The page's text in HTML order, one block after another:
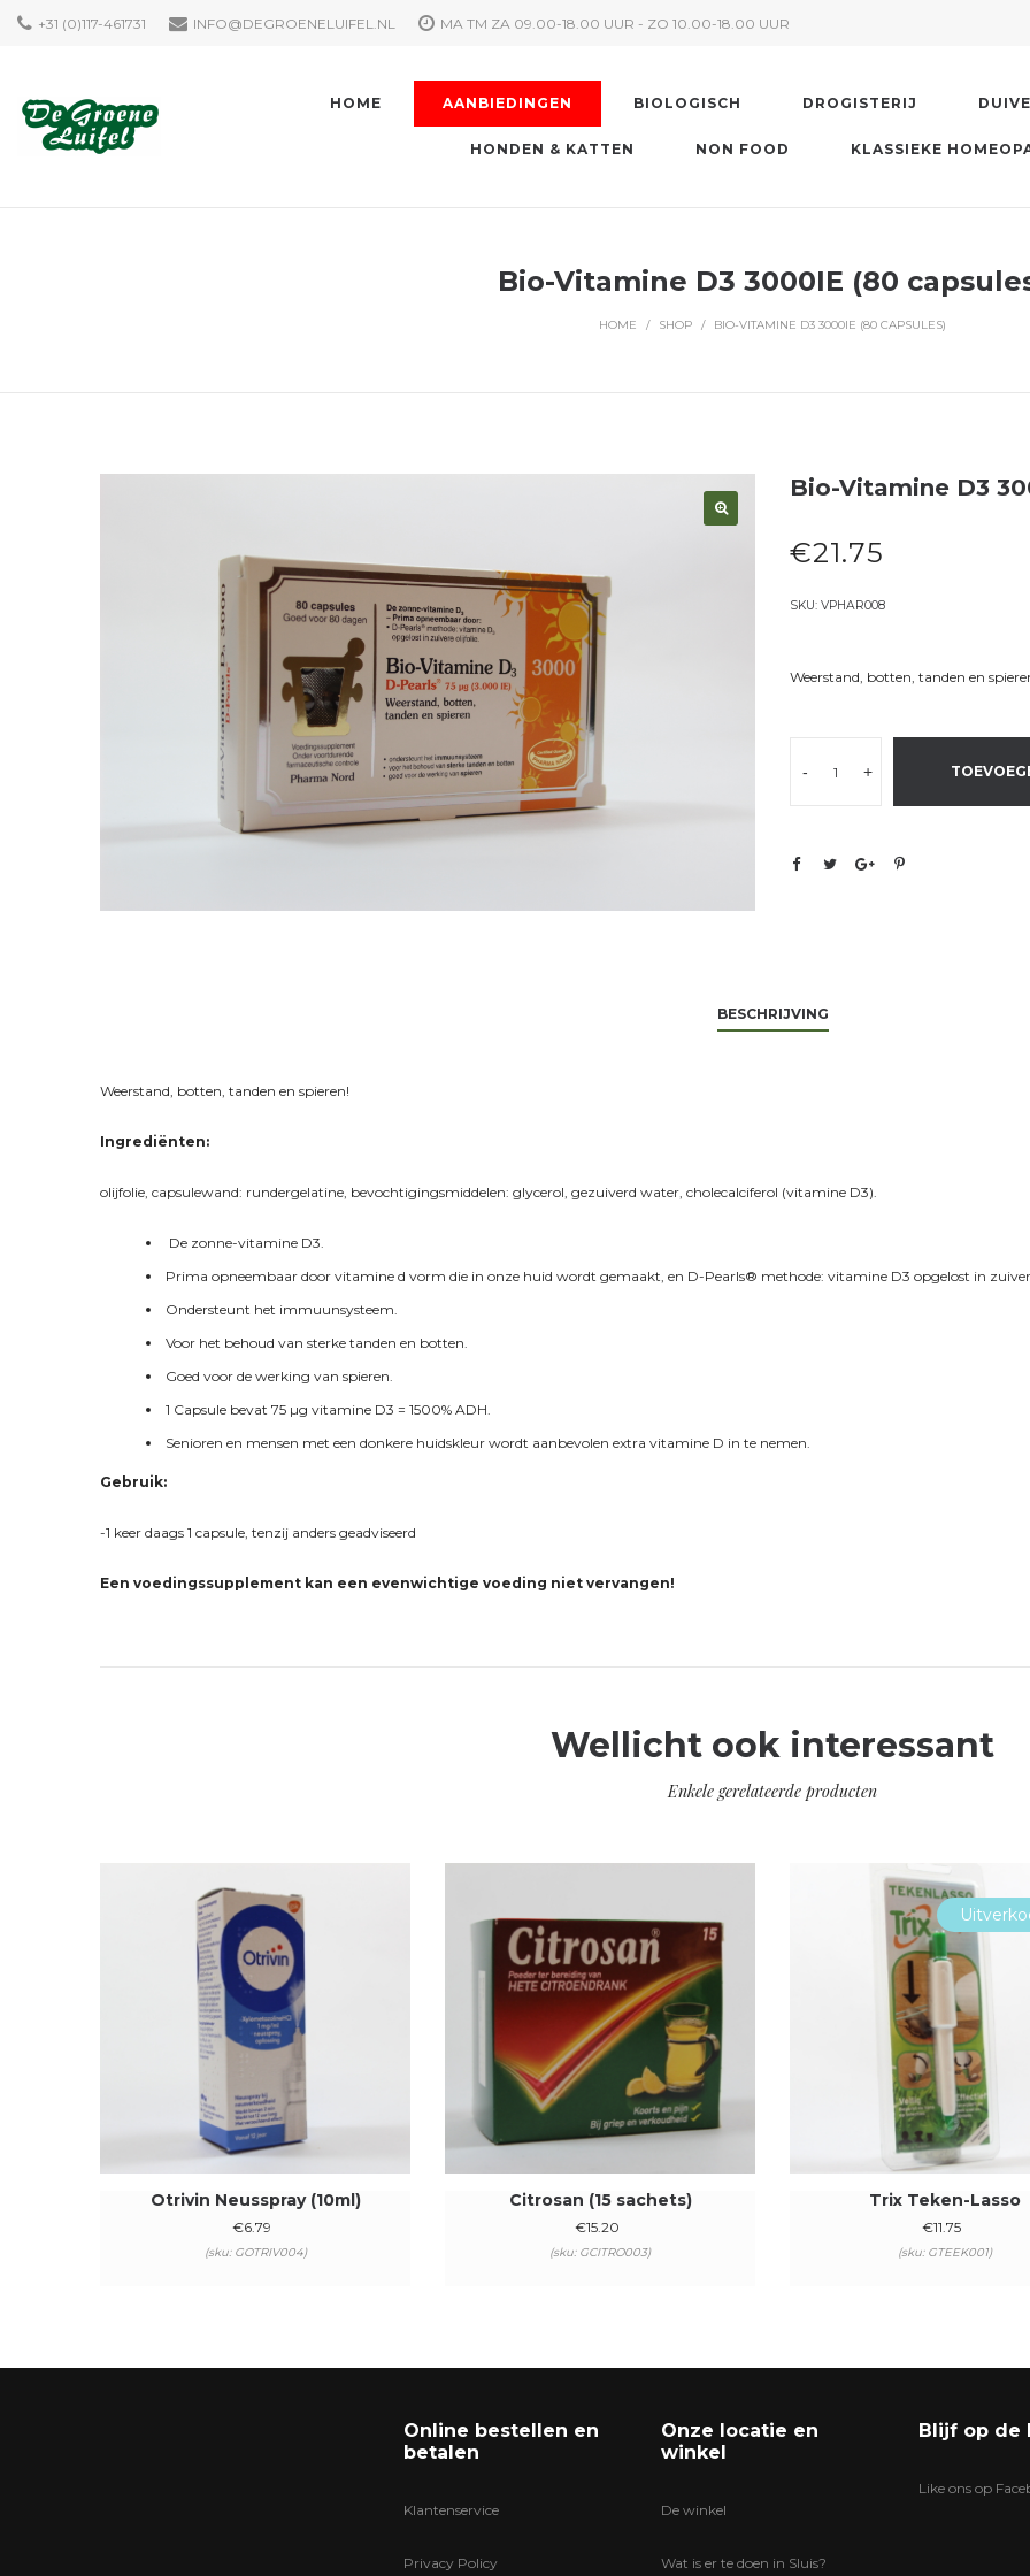
+31 (0)117-461731 INFO@DEGROENELUIFEL.NL MA TM ZA 09.00-18.00 UUR - ZO 10.00-18.00 UUR
HOME AANBIEDINGEN BIOLOGISCH DROGISTERIJ
HONDEN & KATTEN NON FOOD KLASSIEKE
Bio-Vitamine D3 3000IE (80
HOME / SHOP / BIO-VITAMINE D3 3000IE (80 CAPSULES)
Bio-Vitamine D3
€21.75
SKU: VPHAR008
Weerstand, botten, tanden en
- +
BESCHRIJVING
Weerstand, botten, tanden en spieren!
Ingrediënten:
olijfolie, capsulewand: rundergelatine, bevochtigingsmiddelen: glycerol, gezuiverd water, cholecalciferol (vitamine D3).
De zonne-vitamine D3.
Prima opneembaar door vitamine d vorm die in onze huid wordt gemaakt, en D-Pearls® methode: vitamine D3 opgelost in
Ondersteunt het immuunsysteem.
Voor het behoud van sterke tanden en botten.
Goed voor de werking van spieren.
1 Capsule bevat 75 µg vitamine D3 = 1500% ADH.
Senioren en mensen met een donkere huidskleur wordt aanbevolen extra vitamine D in te nemen.
Gebruik:
-1 keer daags 1 capsule, tenzij anders geadviseerd
Een voedingssupplement kan een evenwichtige voeding niet vervangen!
Wellicht ook interessant
Enkele gerelateerde producten
Otrivin Neusspray (10ml)
€6.79
(sku: GOTRIV004)
Citrosan (15 sachets)
€15.20
(sku: GCITRO003)
Trix Teken-Lasso
€11.75
(sku: GTEEK001)
Online bestellen en
betalen
Klantenservice
Privacy Policy
Onze locatie en
winkel
De winkel
Wat is er te doen in Sluis?
Blijf op de
Like ons op